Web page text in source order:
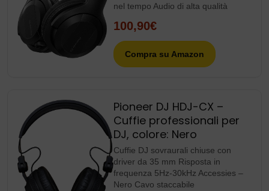
nel tempo Audio di alta qualità
100,90€
Compra su Amazon
Pioneer DJ HDJ-CX –
Cuffie professionali per
DJ, colore: Nero
Cuffie DJ sovraurali chiuse con
driver da 35 mm Risposta in
frequenza 5Hz-30kHz Accessies –
Nero Cavo staccabile